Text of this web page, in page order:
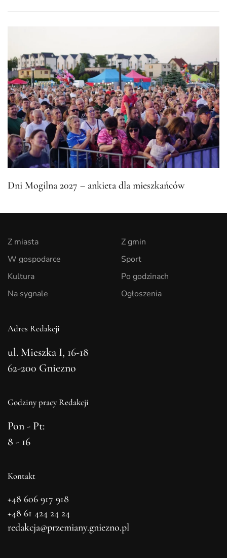
Dni Mogilna 2027 – ankieta dla mieszkańców
Z miasta
W gospodarce
Kultura
Na sygnale
Z gmin
Sport
Po godzinach
Ogłoszenia
Adres Redakcji
ul. Mieszka I, 16-18
62-200 Gniezno
Godziny pracy Redakcji
Pon - Pt:
8 - 16
Kontakt
+48 606 917 918
+48 61 424 24 24
redakcja@przemiany.gniezno.pl